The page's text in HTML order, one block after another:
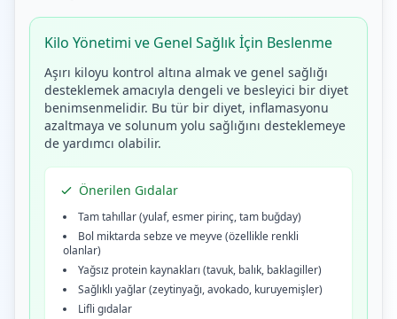
Kilo Yönetimi ve Genel Sağlık İçin Beslenme
Aşırı kiloyu kontrol altına almak ve genel sağlığı
desteklemek amacıyla dengeli ve besleyici bir diyet
benimsenmelidir. Bu tür bir diyet, inflamasyonu
azaltmaya ve solunum yolu sağlığını desteklemeye
de yardımcı olabilir.
Önerilen Gıdalar
Tam tahıllar (yulaf, esmer pirinç, tam buğday)
Bol miktarda sebze ve meyve (özellikle renkli
olanlar)
Yağsız protein kaynakları (tavuk, balık, baklagiller)
Sağlıklı yağlar (zeytinyağı, avokado, kuruyemişler)
Lifli gıdalar